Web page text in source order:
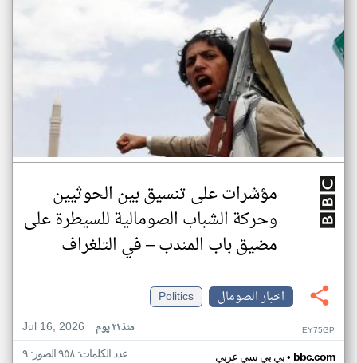
مؤشرات على تنسيق بين الحوثيين
وحركة الشباب الصومالية للسيطرة على
مضيق باب المندب – في التلغراف
اخبار الصومال
Politics
Jul 16, 2026
منذ ٢١ يوم EY75GP
بي بي سي عربي• bbc.com عدد الكلمات: ٩٥٨ الصور: ٩